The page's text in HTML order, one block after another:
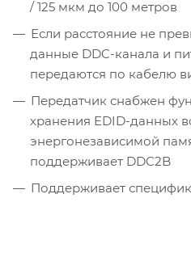
/ 125 мкм до 100 метров
Если расстояние не
данные DDC-канала и
передаются по кабелю
Передатчик снабжен
хранения EDID-данных
энергонезависимой
поддерживает DDC2B
Поддерживает